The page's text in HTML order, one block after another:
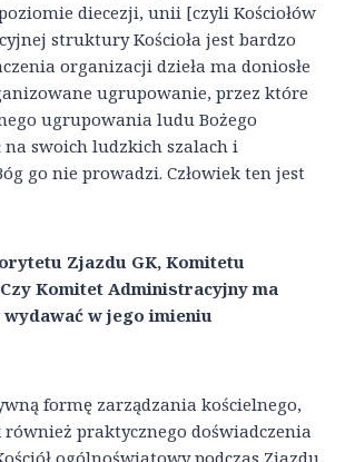
diecezji, unii [czyli Kościołów
struktury Kościoła jest bardzo
organizacji dzieła ma doniosłe
ugrupowanie, przez które
ugrupowania ludu Bożego
na swoich ludzkich szalach i
go nie prowadzi. Człowiek ten jest
Zjazdu GK, Komitetu
Komitet Administracyjny ma
w jego imieniu
formę zarządzania kościelnego,
praktycznego doświadczenia